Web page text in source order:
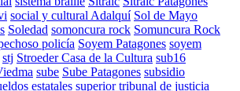
social y cultural Adalquí Sol de Mayo
Soledad somoncura rock Somuncura Rock
policía Soyem Patagones soyem
stj Stroeder Casa de la Cultura sub16
sube Sube Patagones subsidio
estatales superior tribunal de justicia